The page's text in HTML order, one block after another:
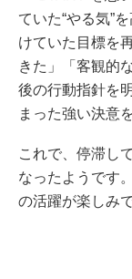
ていた“やる気”
けていた目標を
きた」「客観的
後の行動指針を
まった強い決意
これで、停滞し
なったようです
の活躍が楽しみで